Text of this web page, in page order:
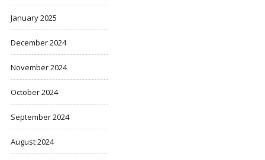
January 2025
December 2024
November 2024
October 2024
September 2024
August 2024